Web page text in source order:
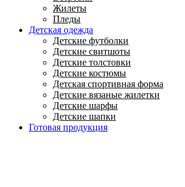
Жилеты
Пледы
Детская одежда
Детские футболки
Детские свитшоты
Детские толстовки
Детские костюмы
Детская спортивная форма
Детские вязаные жилетки
Детские шарфы
Детские шапки
Готовая продукция